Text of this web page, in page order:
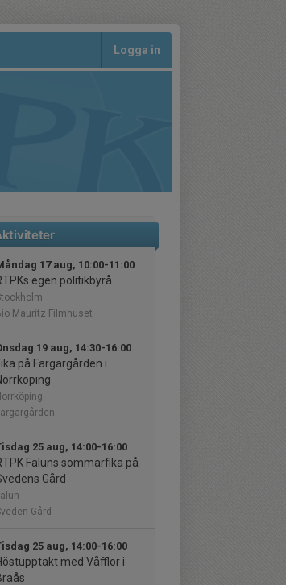
Logga in
17 aug, 10:00-11:00
egen politikbyrå
Mauritz Filmhuset
19 aug, 14:30-16:00
på Färgargården i
25 aug, 14:00-16:00
Faluns sommarfika på
Gård
Gård
25 aug, 14:00-16:00
med Våfflor i